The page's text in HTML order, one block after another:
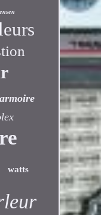
armoire
watts